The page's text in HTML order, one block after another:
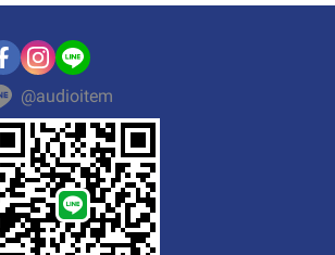
@audioitem